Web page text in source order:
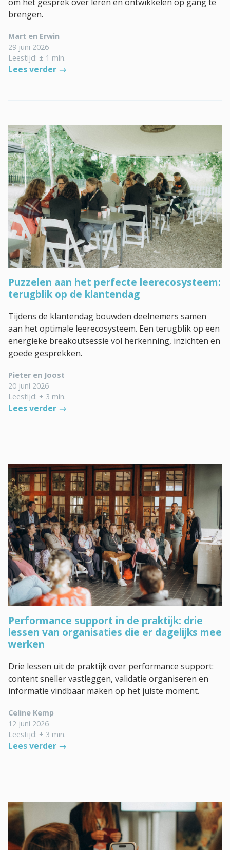
brengen.
Mart en Erwin
29 juni 2026
Leestijd: ± 1 min.
Lees verder →
Puzzelen aan het perfecte leerecosysteem:
terugblik op de klantendag
Tijdens de klantendag bouwden deelnemers samen
aan het optimale leerecosysteem. Een terugblik op een
energieke breakoutsessie vol herkenning, inzichten en
goede gesprekken.
Pieter en Joost
20 juni 2026
Leestijd: ± 3 min.
Lees verder →
Performance support in de praktijk: drie
lessen van organisaties die er dagelijks mee
werken
Drie lessen uit de praktijk over performance support:
content sneller vastleggen, validatie organiseren en
informatie vindbaar maken op het juiste moment.
Celine Kemp
12 juni 2026
Leestijd: ± 3 min.
Lees verder →